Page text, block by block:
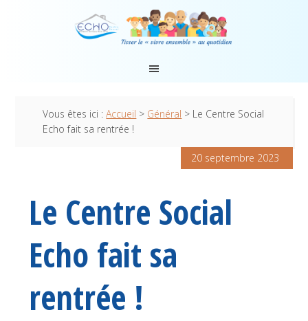
Vous êtes ici :Accueil > Général > Le Centre Social
Echo fait sa rentrée !
20 septembre 2023
Le Centre Social
Echo fait sa
rentrée !